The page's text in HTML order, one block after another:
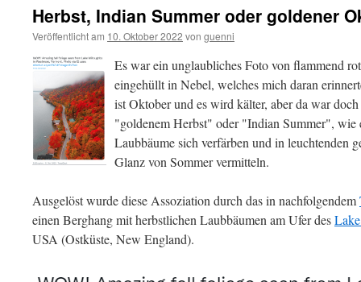
Herbst, Indian Summer oder goldener
Veröffentlicht am 10. Oktober 2022 von guenni
Es war ein unglaubliches Foto von flammend
eingehüllt in Nebel, welches mich daran
ist Oktober und es wird kälter, aber da war
"goldenem Herbst" oder "Indian Summer", wie
Laubbäume sich verfärben und in leuchtenden
Glanz von Sommer vermitteln.
Ausgelöst wurde diese Assoziation durch das in nachfolgendem
einen Berghang mit herbstlichen Laubbäumen am Ufer des
USA (Ostküste, New England).